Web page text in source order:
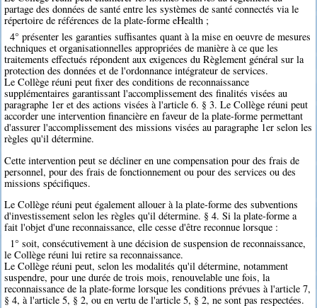
partage des données de santé entre les systèmes de santé connectés via le
répertoire de références de la plate-forme eHealth ;
4° présenter les garanties suffisantes quant à la mise en oeuvre de mesures
techniques et organisationnelles appropriées de manière à ce que les
traitements effectués répondent aux exigences du Règlement général sur la
protection des données et de l'ordonnance intégrateur de services.
Le Collège réuni peut fixer des conditions de reconnaissance
supplémentaires garantissant l'accomplissement des finalités visées au
paragraphe 1er et des actions visées à l'article 6. § 3. Le Collège réuni peut
accorder une intervention financière en faveur de la plate-forme permettant
d'assurer l'accomplissement des missions visées au paragraphe 1er selon les
règles qu'il détermine.
Cette intervention peut se décliner en une compensation pour des frais de
personnel, pour des frais de fonctionnement ou pour des services ou des
missions spécifiques.
Le Collège réuni peut également allouer à la plate-forme des subventions
d'investissement selon les règles qu'il détermine. § 4. Si la plate-forme a
fait l'objet d'une reconnaissance, elle cesse d'être reconnue lorsque :
1° soit, consécutivement à une décision de suspension de reconnaissance,
le Collège réuni lui retire sa reconnaissance.
Le Collège réuni peut, selon les modalités qu'il détermine, notamment
suspendre, pour une durée de trois mois, renouvelable une fois, la
reconnaissance de la plate-forme lorsque les conditions prévues à l'article 7,
§ 4, à l'article 5, § 2, ou en vertu de l'article 5, § 2, ne sont pas respectées.